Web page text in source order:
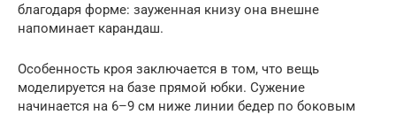
благодаря форме: зауженная книзу она внешне
напоминает карандаш.
Особенность кроя заключается в том, что вещь
моделируется на базе прямой юбки. Сужение
начинается на 6–9 см ниже линии бедер по боковым